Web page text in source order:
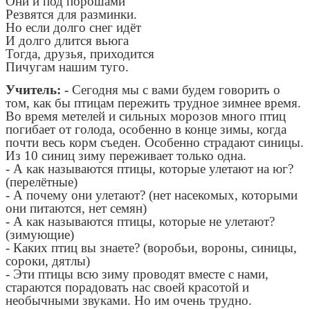
Резвятся для разминки.
Но если долго снег идёт
И долго длится вьюга
Тогда, друзья, приходится
Пичугам нашим туго.
Учитель: - Сегодня мы с вами будем говорить о
том, как бы птицам пережить трудное зимнее время.
Во время метелей и сильных морозов много птиц
погибает от голода, особенно в конце зимы, когда
почти весь корм съеден. Особенно страдают синицы.
Из 10 синиц зиму переживает только одна.
- А как называются птицы, которые улетают на юг?
(перелётные)
- А почему они улетают? (нет насекомых, которыми
они питаются, нет семян)
- А как называются птицы, которые не улетают?
(зимующие)
- Каких птиц вы знаете? (воробьи, вороны, синицы,
сороки, дятлы)
- Эти птицы всю зиму проводят вместе с нами,
стараются порадовать нас своей красотой и
необычными звуками. Но им очень трудно.